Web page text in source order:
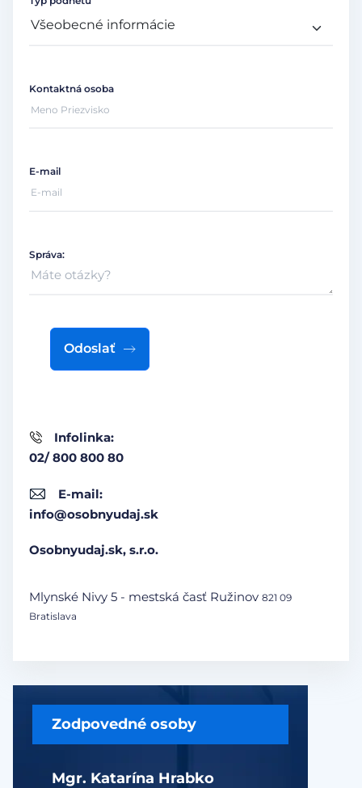
Zodpovedné osoby
Mgr. Katarína Hrabko
Infolinka:
02/ 800 800 80
E-mail:
info@osobnyudaj.sk
Osobnyudaj.sk, s.r.o.
Mlynské Nivy 5 - mestská časť Ružinov 821 09
Bratislava
Kontaktná osoba
E-mail
Správa:
Odoslať